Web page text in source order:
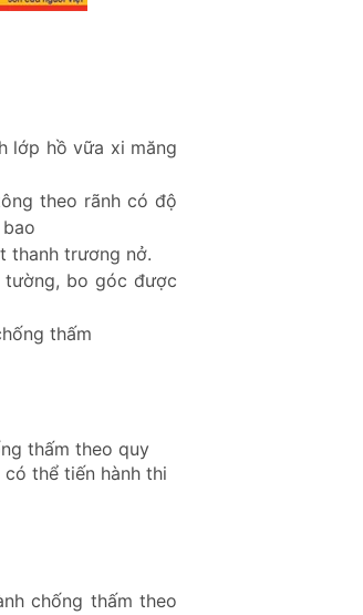
lớp hồ vữa xi măng
theo rãnh có độ
thanh trương nở.
tường, bo góc được
thấm
thấm theo quy
thể tiến hành thi
chống thấm theo